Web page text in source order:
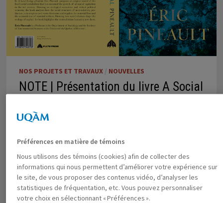
NOS PROJETS ET TRAVAUX/ NOUVELLES
NOTE | Présentation du livre A Social
13 juin 2023
Dans une note, republiée sur resilience.org, Éric
Pineault présente et synthétise les principaux
arguments de son livre A Social Ecology of
Capital, paru chez Pluto Press en février 2023. Cet
…
Préférences en matière de témoins
Nous utilisons des témoins (cookies) afin de collecter des
informations qui nous permettent d’améliorer votre expérience sur
le site, de vous proposer des contenus vidéo, d’analyser les
statistiques de fréquentation, etc. Vous pouvez personnaliser
votre choix en sélectionnant « Préférences ».